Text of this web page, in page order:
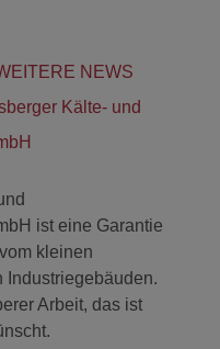
NEWS
Kälte- und
ist eine Garantie
kleinen
Industriegebäuden.
Arbeit, das ist